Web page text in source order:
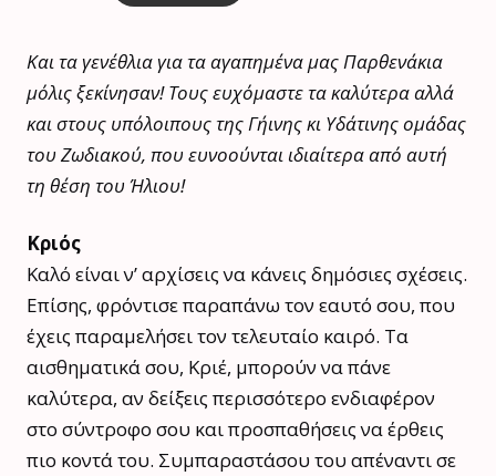
Και τα γενέθλια για τα αγαπημένα μας Παρθενάκια
μόλις ξεκίνησαν! Τους ευχόμαστε τα καλύτερα αλλά
και στους υπόλοιπους της Γήινης κι Υδάτινης ομάδας
του Ζωδιακού, που ευνοούνται ιδιαίτερα από αυτή
τη θέση του Ήλιου!
Κριός
Καλό είναι ν’ αρχίσεις να κάνεις δημόσιες σχέσεις.
Επίσης, φρόντισε παραπάνω τον εαυτό σου, που
έχεις παραμελήσει τον τελευταίο καιρό. Τα
αισθηματικά σου, Κριέ, μπορούν να πάνε
καλύτερα, αν δείξεις περισσότερο ενδιαφέρον
στο σύντροφο σου και προσπαθήσεις να έρθεις
πιο κοντά του. Συμπαραστάσου του απέναντι σε